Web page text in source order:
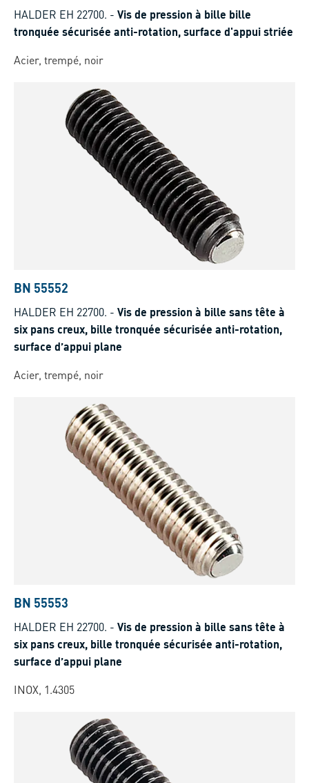
HALDER EH 22700. - Vis de pression à bille bille
tronquée sécurisée anti-rotation, surface d'appui striée
Acier, trempé, noir
BN 55552
HALDER EH 22700. - Vis de pression à bille sans tête à
six pans creux, bille tronquée sécurisée anti-rotation,
surface d’appui plane
Acier, trempé, noir
BN 55553
HALDER EH 22700. - Vis de pression à bille sans tête à
six pans creux, bille tronquée sécurisée anti-rotation,
surface d’appui plane
INOX, 1.4305